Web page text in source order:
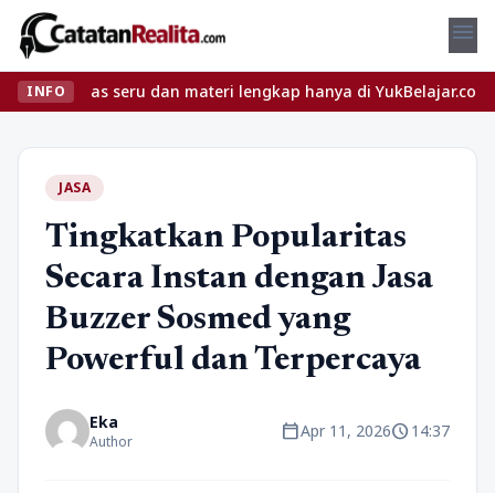
menu
INFO
seru dan materi lengkap hanya di YukBelajar.com. Mulai
JASA
Tingkatkan Popularitas
Secara Instan dengan Jasa
Buzzer Sosmed yang
Powerful dan Terpercaya
Eka
Author calendar_todayApr 11, 2026schedule14:37